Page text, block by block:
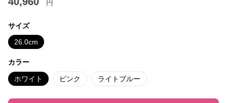
円
サイズ
26.0cm
カラー
ホワイト ピンク ライトブルー